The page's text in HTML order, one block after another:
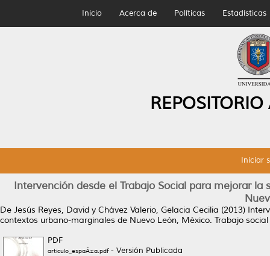
Inicio Acerca de Políticas Estadísticas
Iniciar
Intervención desde el Trabajo Social para mejorar
De Jesús Reyes, David y Chávez Valerio, Gelacia Cecilia (2013)
contextos urbano-marginales de Nuevo León, México. Trabajo
PDF
articulo_espaÃ±a.pdf- Versión Publicada